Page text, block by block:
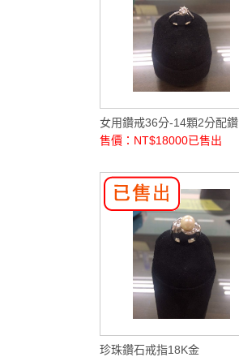
女用鑽戒36分-14顆2分配鑽
售價：NT$18000已售出
珍珠鑽石戒指18K金